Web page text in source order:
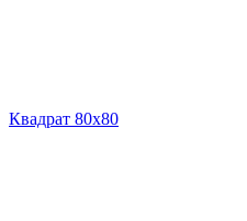
Квадрат 80х80